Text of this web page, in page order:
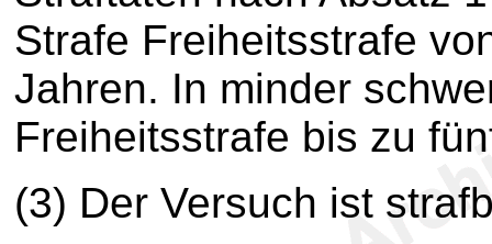
Strafe Freiheitsstrafe
Jahren. In minder
Freiheitsstrafe bis zu
(3) Der Versuch ist